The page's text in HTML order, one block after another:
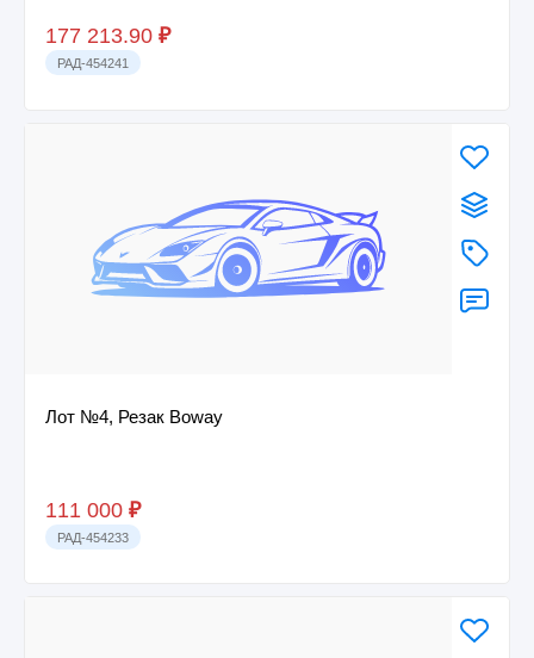
177 213.90 ₽
РАД-454241
Лот №4, Резак Boway
111 000 ₽
РАД-454233